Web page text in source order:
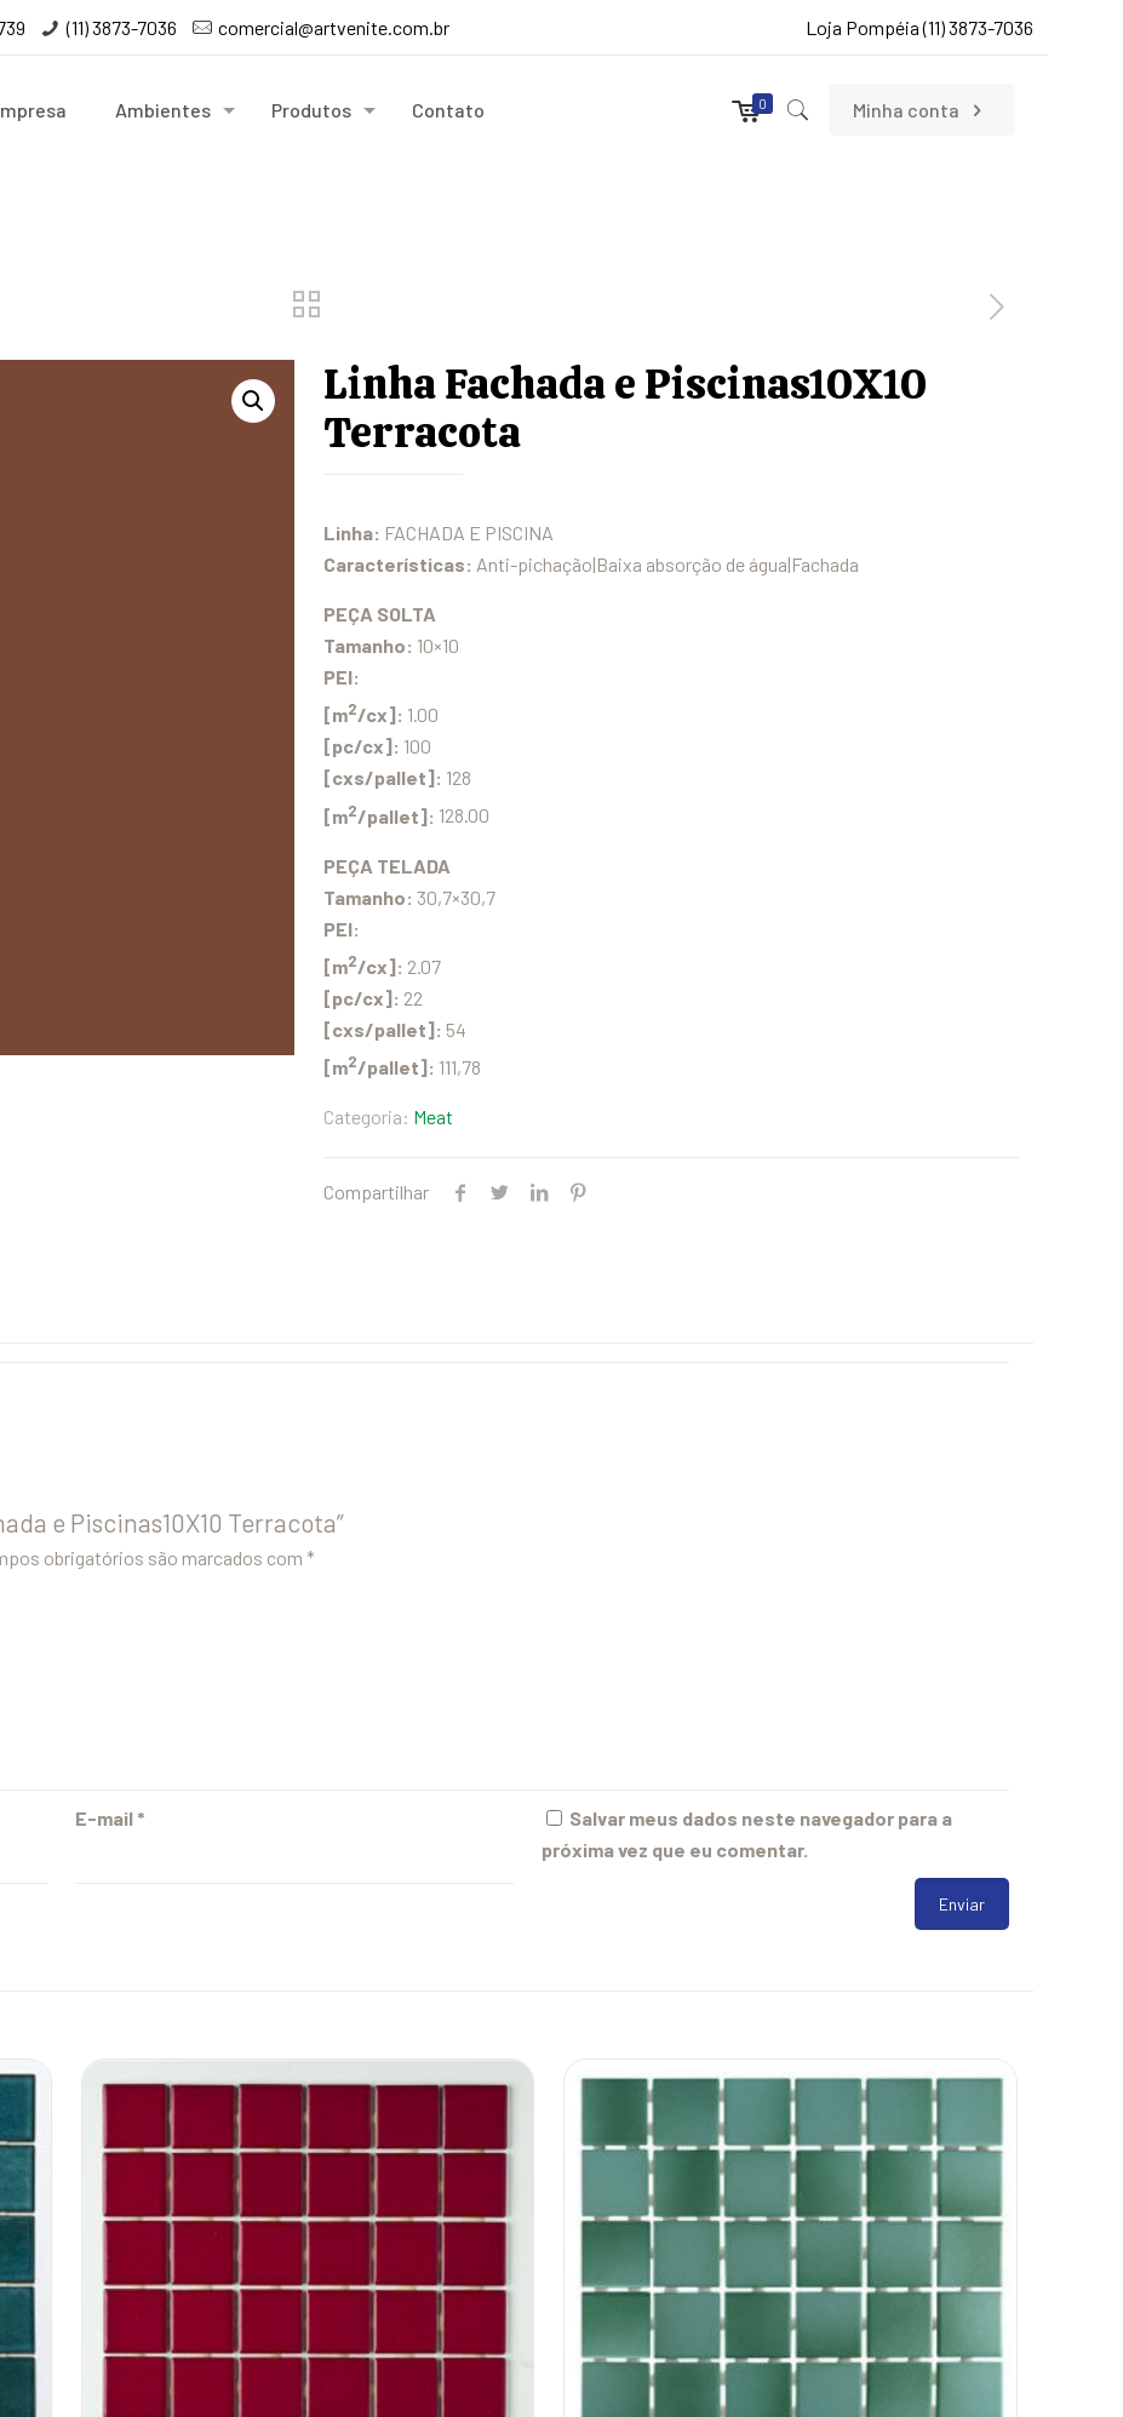
(11) 3873-7036 comercial@artvenite.com.br Loja Pompéia (11) 3873-7036
Ambientes Produtos Contato 0 Minha conta
Linha Fachada e Piscinas10X10
Terracota
Linha: FACHADA E PISCINA
Características: Anti-pichação|Baixa absorção de água|Fachada
PEÇA SOLTA
Tamanho: 10×10
PEI:
[m2/cx]: 1.00
[pc/cx]: 100
[cxs/pallet]: 128
[m2/pallet]: 128.00
PEÇA TELADA
Tamanho: 30,7×30,7
PEI:
[m2/cx]: 2.07
[pc/cx]: 22
[cxs/pallet]: 54
[m2/pallet]: 111,78
Categoria: Meat
Compartilhar
e Piscinas10X10 Terracota”
obrigatórios são marcados com*
E-mail *
Salvar meus dados neste navegador para a
próxima vez que eu comentar.